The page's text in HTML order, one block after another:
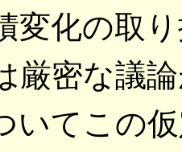
変化の取
厳密な議
いてこの